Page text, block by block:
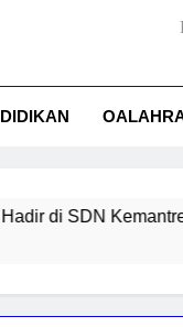
Mendorong
Mahasiswa KKN